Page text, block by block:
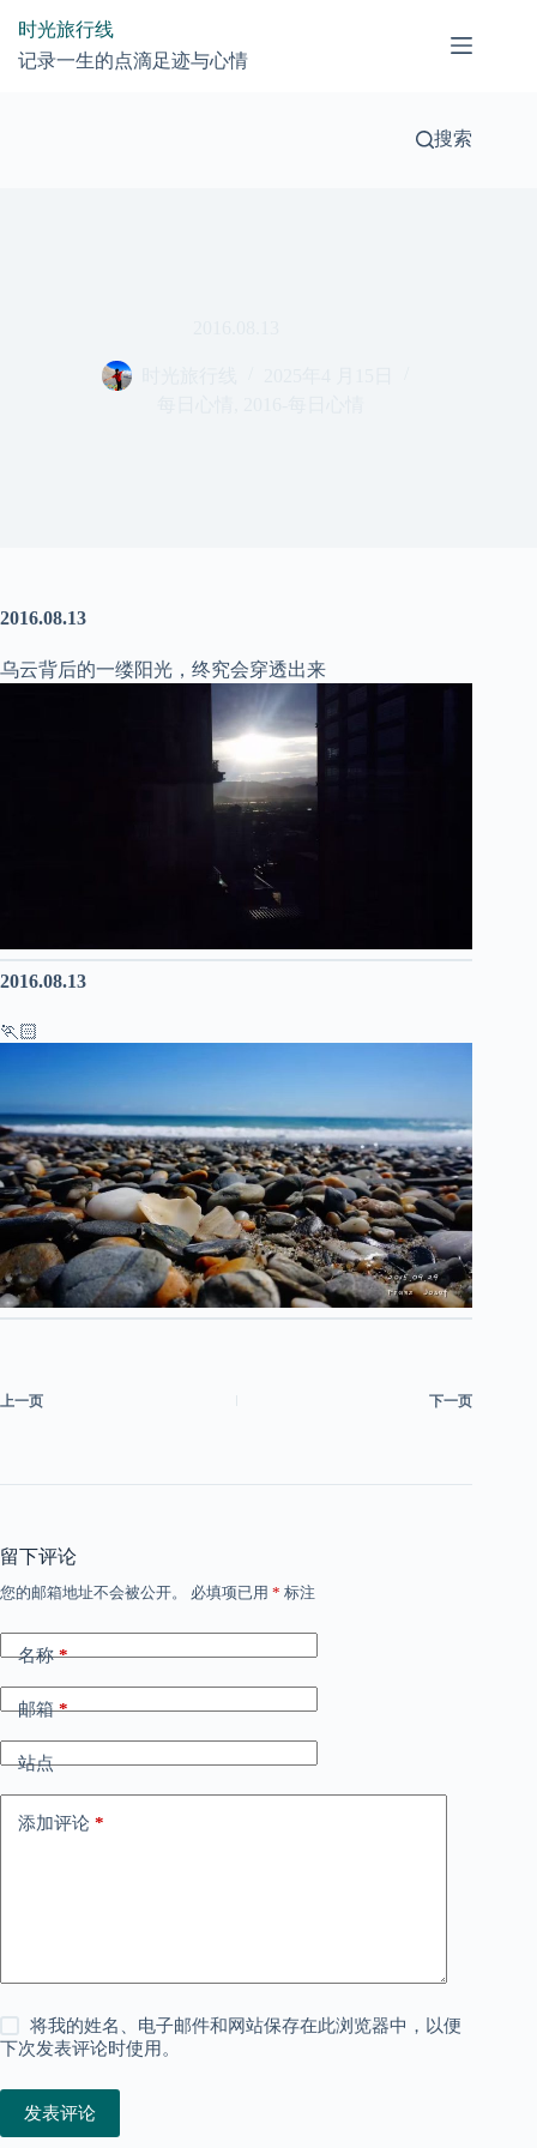
时光旅行线
记录一生的点滴足迹与心情
搜索
2016.08.13
乌云背后的一缕阳光，终究会穿透出来
2016.08.13
🏃🏻
上一页 下一页
留下评论
您的邮箱地址不会被公开。 必填项已用 * 标注
名称*
邮箱*
站点
添加评论 *
将我的姓名、电子邮件和网站保存在此浏览器中，以便
下次发表评论时使用。
发表评论